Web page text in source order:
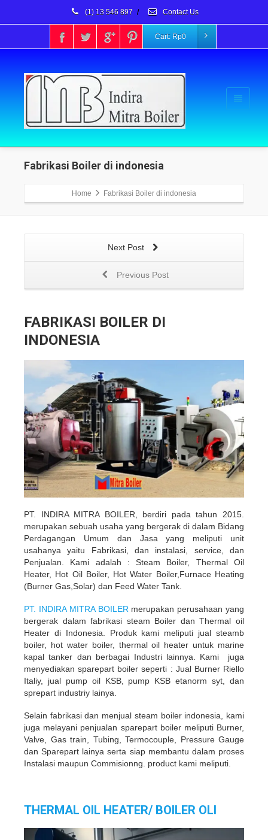
(1) 13 546 897 / Contact Us
Cart: Rp0
Fabrikasi Boiler di indonesia
Home Fabrikasi Boiler di indonesia
Next Post
Previous Post
FABRIKASI BOILER DI
INDONESIA
PT. INDIRA MITRA BOILER, berdiri pada tahun 2015.
merupakan sebuah usaha yang bergerak di dalam Bidang
Perdagangan Umum dan Jasa yang meliputi unit
usahanya yaitu Fabrikasi, dan instalasi, service, dan
Penjualan. Kami adalah : Steam Boiler, Thermal Oil
Heater, Hot Oil Boiler, Hot Water Boiler,Furnace Heating
(Burner Gas,Solar) dan Feed Water Tank.
PT. INDIRA MITRA BOILER merupakan perusahaan yang
bergerak dalam fabrikasi steam Boiler dan Thermal oil
Heater di Indonesia. Produk kami meliputi jual steamb
boiler, hot water boiler, thermal oil heater untuk marine
kapal tanker dan berbagai Industri lainnya. Kami juga
menyediakan sparepart boiler seperti : Jual Burner Riello
Italiy, jual pump oil KSB, pump KSB etanorm syt, dan
sprepart industriy lainya.
Selain fabrikasi dan menjual steam boiler indonesia, kami
juga melayani penjualan sparepart boiler meliputi Burner,
Valve, Gas train, Tubing, Termocouple, Pressure Gauge
dan Sparepart lainya serta siap membantu dalam proses
Instalasi maupun Commisionng. product kami meliputi.
THERMAL OIL HEATER/ BOILER OLI